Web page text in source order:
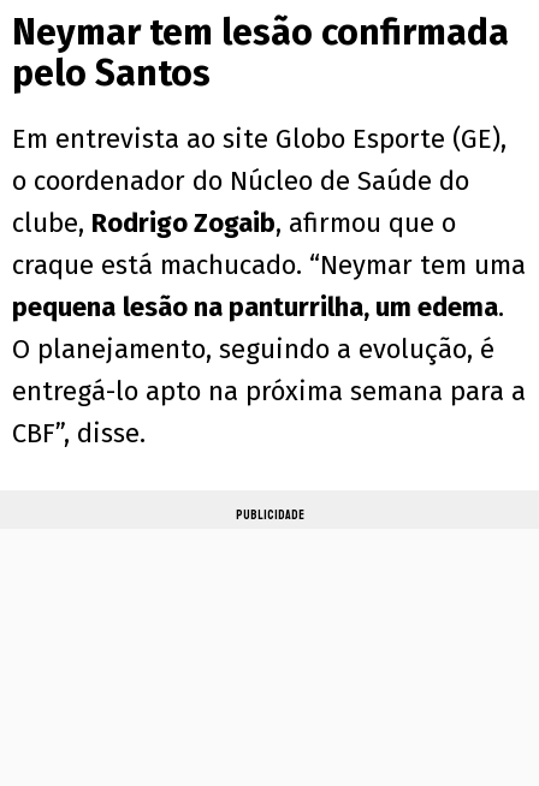
Neymar tem lesão confirmada
pelo Santos
Em entrevista ao site Globo Esporte (GE),
o coordenador do Núcleo de Saúde do
clube, Rodrigo Zogaib, afirmou que o
craque está machucado. “Neymar tem uma
pequena lesão na panturrilha, um edema.
O planejamento, seguindo a evolução, é
entregá-lo apto na próxima semana para a
CBF”, disse.
PUBLICIDADE